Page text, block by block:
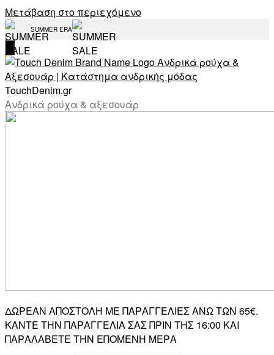
Μετάβαση στο περιεχόμενο
SUMMER ERA
TouchDenim.gr
Ανδρικά ρούχα & αξεσουάρ
ΔΩΡΕΑΝ ΑΠΟΣΤΟΛΗ ΜΕ ΠΑΡΑΓΓΕΛΙΕΣ ΑΝΩ ΤΩΝ 65€.
ΚΑΝΤΕ ΤΗΝ ΠΑΡΑΓΓΕΛΙΑ ΣΑΣ ΠΡΙΝ ΤΗΣ 16:00 ΚΑΙ
ΠΑΡΑΛΑΒΕΤΕ ΤΗΝ ΕΠΟΜΕΝΗ ΜΕΡΑ